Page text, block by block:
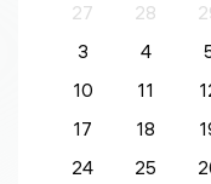
27
28
3
4
10
11
17
18
24
25